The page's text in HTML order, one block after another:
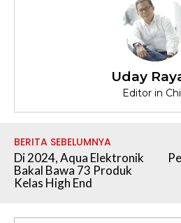
Uday
Editor in
BERITA SEBELUMNYA
Di 2024, Aqua Elektronik
Bakal Bawa 73 Produk
Kelas High End